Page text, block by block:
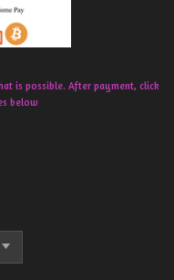
is possible. After payment, click
below